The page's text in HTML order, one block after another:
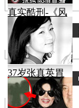
真实酷刑-《风
声》
37岁张真英胃
癌病逝